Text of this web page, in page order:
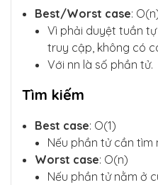
Best/Worst case:
Vì phải duyệt tuần
truy cập, không có
Với nn là số phần tử.
Tìm kiếm
Best case: O(1)
Nếu phần tử cần tìm
Worst case: O(n)
Nếu phần tử nằm ở